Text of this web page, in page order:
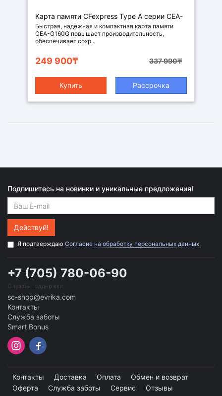
Карта памяти CFexpress Type А серии CEA-
G Sony CEA-G160T
Быстрая, надежная и компактная карта памяти
CEA-G160G повышает производительность,
обеспечивает сохр..
337 990₸
249 900₸
Купить Рассрочка
Подпишитесь на новинки и уникальные предложения!
Действуй!
Я подтверждаю Согласие на обработку персональных данных
+7 (705) 780-06-90
Служба поддержки
sc-shop@evrika.com
Контакты
Служба заботы
Smart Bonus
Контакты Доставка Оплата
Обмен и возврат
Оферта
Служба заботы Сервис
Отзывы